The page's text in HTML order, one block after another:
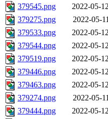
379545.png
2022-05-
379275.png
2022-05-
379533.png
2022-05-
379544.png
2022-05-
379519.png
2022-05-
379446.png
2022-05-
379463.png
2022-05-
379274.png
2022-05-
379444.png
2022-05-